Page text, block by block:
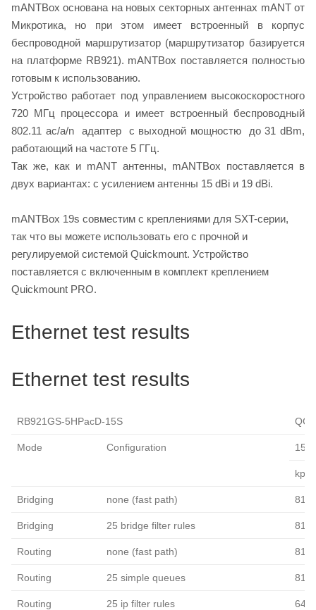
mANTBox основана на новых секторных антеннах mANT от
Микротика, но при этом имеет встроенный в корпус
беспроводной маршрутизатор (маршрутизатор базируется
на платформе RB921). mANTBox поставляется полностью
готовым к использованию.
Устройство работает под управлением высокоскоростного
720 МГц процессора и имеет встроенный беспроводный
802.11 ac/a/n адаптер с выходной мощностю до 31 dBm,
работающий на частоте 5 ГГц.
Так же, как и mANT антенны, mANTBox поставляется в
двух вариантах: с усилением антенны 15 dBi и 19 dBi.
mANTBox 19s совместим с креплениями для SXT-серии,
так что вы можете использовать его с прочной и
регулируемой системой Quickmount. Устройство
поставляется с включенным в комплект креплением
Quickmount PRO.
Ethernet test results
Ethernet test results
RB921GS-5HPacD-15S
Mode Configuration
kpps
Bridging none (fast path) 81.2
Bridging 25 bridge filter rules 81.2
Routing none (fast path) 81.2
Routing 25 simple queues 81.2
Routing 25 ip filter rules 64.8